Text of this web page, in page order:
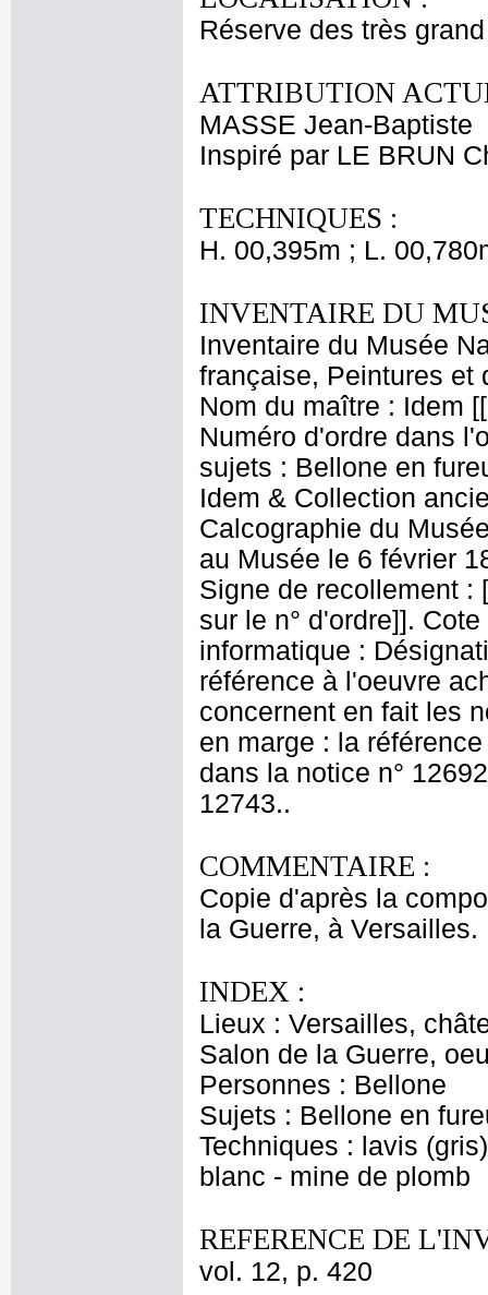
Réserve des très
ATTRIBUTION
MASSE Jean-Baptiste
Inspiré par LE BRUN
TECHNIQUES :
H. 00,395m ; L.
INVENTAIRE DU
Inventaire du Musée
française, Peintures et
Nom du maître : Idem
Numéro d'ordre dans
sujets : Bellone en
Idem & Collection
Calcographie du
au Musée le 6 février
Signe de recollement :
sur le n° d'ordre]].
informatique :
référence à l'oeuvre
concernent en fait les
en marge : la
dans la notice n°
12743..
COMMENTAIRE :
Copie d'après la
la Guerre, à Versailles.
INDEX :
Lieux : Versailles,
Salon de la Guerre,
Personnes : Bellone
Sujets : Bellone en
Techniques : lavis
blanc - mine de plomb
REFERENCE DE
vol. 12, p. 420